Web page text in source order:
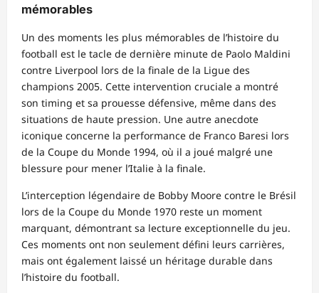
mémorables
Un des moments les plus mémorables de l’histoire du
football est le tacle de dernière minute de Paolo Maldini
contre Liverpool lors de la finale de la Ligue des
champions 2005. Cette intervention cruciale a montré
son timing et sa prouesse défensive, même dans des
situations de haute pression. Une autre anecdote
iconique concerne la performance de Franco Baresi lors
de la Coupe du Monde 1994, où il a joué malgré une
blessure pour mener l’Italie à la finale.
L’interception légendaire de Bobby Moore contre le Brésil
lors de la Coupe du Monde 1970 reste un moment
marquant, démontrant sa lecture exceptionnelle du jeu.
Ces moments ont non seulement défini leurs carrières,
mais ont également laissé un héritage durable dans
l’histoire du football.